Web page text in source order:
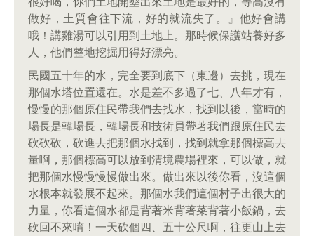
做好，土質會往下流，好的就流失了。』他好會講
哦！講雞湯可以引用到土地上。那時候保護站養好多
人，他們整地挖掘用得好漂亮。
民國五十年的水，完全要到底下（東邊）去挑，現在
那個水塔位置還在。水是差不多過了七、八年才有，
慢慢的那個原住民帶我們去找水，找到以後，當時的
場長是韓場長，韓場長和技術員帶著我們跟原住民去
砍砍砍，砍進去把那個水找到，找到就拿那個標高去
量啊，那個標高可以放到清境農場裡來，可以做，就
把那個水慢慢慢慢做出來。做出來以後你看，沒這個
水根本就發展不起來。那個水我們這個村子出很大的
力量，你看這個水都是背著米背著菜背著小飯鍋，去
砍回不來唷！一天砍個四、五十公尺啊，往更山上去